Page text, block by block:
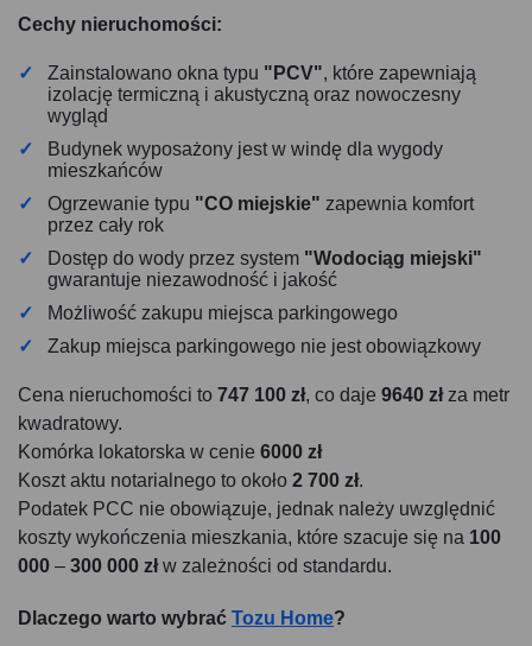
Cechy nieruchomości:
Zainstalowano okna typu "PCV", które zapewniają
izolację termiczną i akustyczną oraz nowoczesny
wygląd
Budynek wyposażony jest w windę dla wygody
mieszkańców
Ogrzewanie typu "CO miejskie" zapewnia komfort
przez cały rok
Dostęp do wody przez system "Wodociąg miejski"
gwarantuje niezawodność i jakość
Możliwość zakupu miejsca parkingowego
Zakup miejsca parkingowego nie jest obowiązkowy
Cena nieruchomości to 747 100 zł, co daje 9640 złza metr
kwadratowy.
Komórka lokatorska w cenie 6000 zł
Koszt aktu notarialnego to około 2 700 zł.
Podatek PCC nie obowiązuje, jednak należy uwzględnić
koszty wykończenia mieszkania, które szacuje się na 100
000 – 300 000 złw zależności od standardu.
Dlaczego warto wybrać Tozu Home?